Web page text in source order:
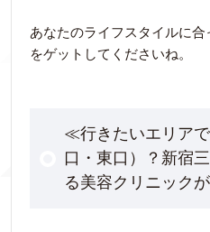
あなたのライフスタイルに
をゲットしてくださいね。
≪行きたいエリア
口・東口）？新宿
る美容クリニック